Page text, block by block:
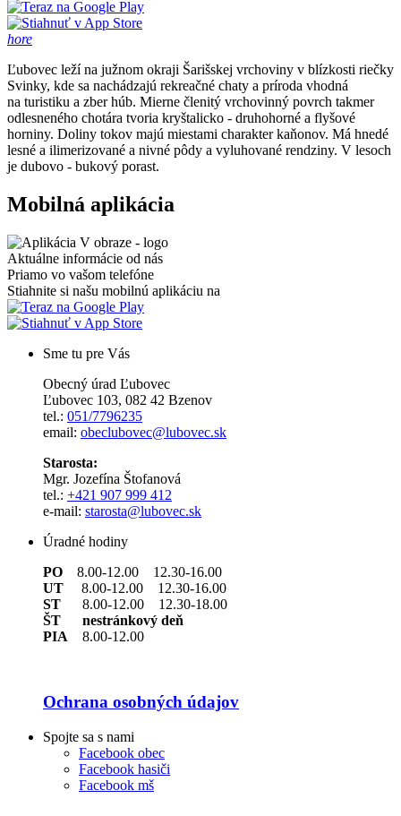
hore
Ľubovec leží na južnom okraji Šarišskej vrchoviny v blízkosti riečky
Svinky, kde sa nachádzajú rekreačné chaty a príroda vhodná
na turistiku a zber húb. Mierne členitý vrchovinný povrch takmer
odlesneného chotára tvoria kryštalicko - druhohorné a flyšové
horniny. Doliny tokov majú miestami charakter kaňonov. Má hnedé
lesné a ilimerizované a nivné pôdy a vyluhované rendziny. V lesoch
je dubovo - bukový porast.
Mobilná aplikácia
Aktuálne informácie od nás
Priamo vo vašom telefóne
Stiahnite si našu mobilnú aplikáciu na
Sme tu pre Vás
Obecný úrad Ľubovec
Ľubovec 103, 082 42 Bzenov
tel.: 051/7796235
email: obeclubovec@lubovec.sk
Starosta:
Mgr. Jozefína Štofanová
tel.: +421 907 999 412
e-mail: starosta@lubovec.sk
Úradné hodiny
PO 8.00-12.00 12.30-16.00
UT 8.00-12.00 12.30-16.00
ST 8.00-12.00 12.30-18.00
ŠT nestránkový deň
PIA 8.00-12.00
Ochrana osobných údajov
Spojte sa s nami
Facebook obec
Facebook hasiči
Facebook mš